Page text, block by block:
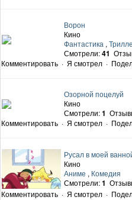
Ворон
Кино
Фантастика ,
Смотрели:41
Комментировать · Я смотрел ·
Озорной поцелуй
Кино
Смотрели:1
Комментировать · Я смотрел ·
Русал в моей
Кино
Аниме , Комедия
Смотрели:1
Комментировать · Я смотрел ·